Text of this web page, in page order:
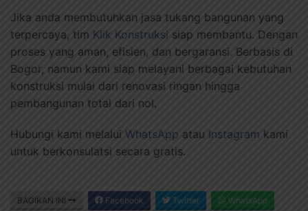
Jika anda membutuhkan jasa tukang bangunan yang
terpercaya, tim Klik Konstruksi siap membantu. Dengan
proses yang aman, efisien, dan bergaransi. Berbasis di
Bogor, namun kami siap melayani berbagai kebutuhan
konstruksi mulai dari renovasi ringan hingga
pembangunan total dari nol.
Hubungi kami melalui WhatsApp atau Instagram kami
untuk berkonsulatsi secara gratis.
BAGIKAN INI Facebook Twitter WhatsApp